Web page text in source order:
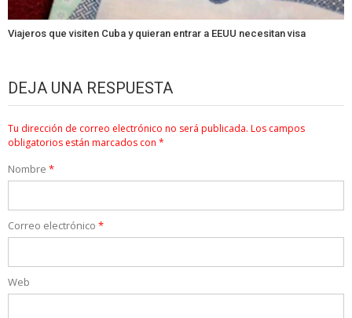
Viajeros que visiten Cuba y quieran entrar a EEUU necesitan visa
DEJA UNA RESPUESTA
Tu dirección de correo electrónico no será publicada. Los campos
obligatorios están marcados con *
Nombre *
Correo electrónico *
Web